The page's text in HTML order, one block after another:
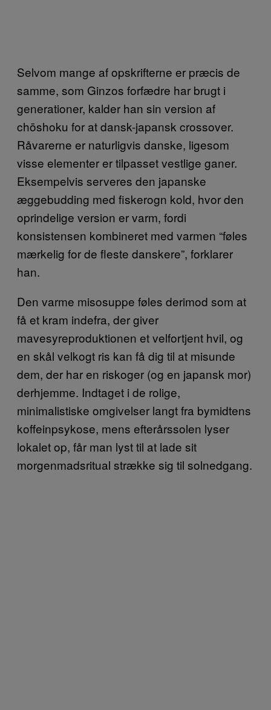
Selvom mange af opskrifterne er præcis de
samme, som Ginzos forfædre har brugt i
generationer, kalder han sin version af
chōshoku for at dansk-japansk crossover.
Råvarerne er naturligvis danske, ligesom
visse elementer er tilpasset vestlige ganer.
Eksempelvis serveres den japanske
æggebudding med fiskerogn kold, hvor den
oprindelige version er varm, fordi
konsistensen kombineret med varmen “føles
mærkelig for de fleste danskere”, forklarer
han.
Den varme misosuppe føles derimod som at
få et kram indefra, der giver
mavesyreproduktionen et velfortjent hvil, og
en skål velkogt ris kan få dig til at misunde
dem, der har en riskoger (og en japansk mor)
derhjemme. Indtaget i de rolige,
minimalistiske omgivelser langt fra bymidtens
koffeinpsykose, mens efterårssolen lyser
lokalet op, får man lyst til at lade sit
morgenmadsritual strække sig til solnedgang.